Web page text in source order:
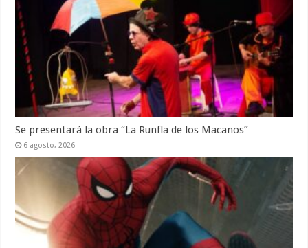
Se presentará la obra “La Runfla de los Macanos”
6 agosto, 2026